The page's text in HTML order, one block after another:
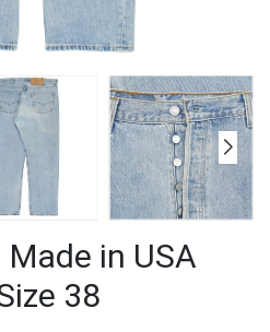
in USA
38